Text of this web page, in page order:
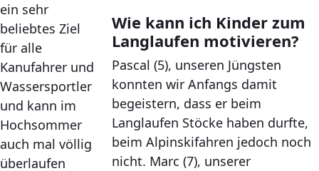
ein sehr
beliebtes Ziel
für alle
Kanufahrer und
Wassersportler
und kann im
Hochsommer
auch mal völlig
überlaufen
Wie kann ich Kinder zum
Langlaufen motivieren?
Pascal (5), unseren Jüngsten
konnten wir Anfangs damit
begeistern, dass er beim
Langlaufen Stöcke haben durfte,
beim Alpinskifahren jedoch noch
nicht. Marc (7), unserer